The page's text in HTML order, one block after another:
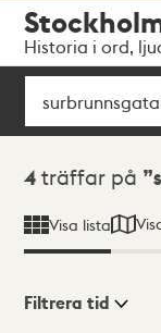
navigationen
huvudinnehållet
Historia i ord,
Sök
Sökresultat
4 träffar på
Visa lista
Filtrera tid